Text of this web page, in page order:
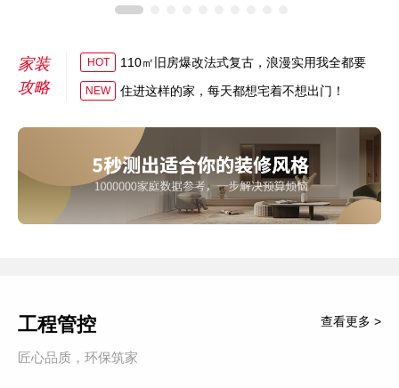
家装
攻略
HOT 110㎡旧房爆改法式复古，浪漫实用我全都要
NEW 住进这样的家，每天都想宅着不想出门！
工程管控
匠心品质，环保筑家
查看更多 >